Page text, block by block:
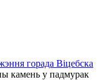
горада Віцебска
камень у падмурак